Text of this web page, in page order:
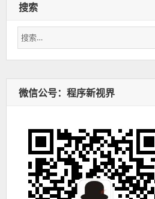
搜索
搜
索：
微信公号：程序新视界